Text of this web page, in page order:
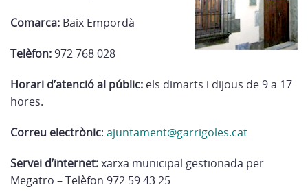
Comarca: Baix Empordà
Telèfon:972 768 028
Horari d’atenció al públic: els dimarts i dijous de 9 a 17
hores.
Correu electrònic: ajuntament@garrigoles.cat
Servei d’internet:xarxa municipal gestionada per
Megatro – Telèfon 972 59 43 25